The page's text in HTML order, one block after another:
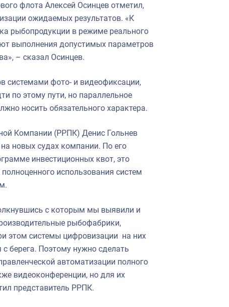
флота Алексей Осинцев отметил,
ожидаемых результатов. «К
рыбопродукции в режиме реального
выполнения допустимых параметров
– сказал Осинцев.
системами фото- и видеофиксации,
по этому пути, но параллельное
носить обязательного характера.
Компании (РРПК) Денис Гольнев
новых судах компании. По его
инвестиционных квот, это
использования систем
с которым мы выявили и
рыбофабрики,
этом системы цифровизации на них
берега. Поэтому нужно сделать
автоматизации полного
видеоконференции, но для их
представитель РРПК.